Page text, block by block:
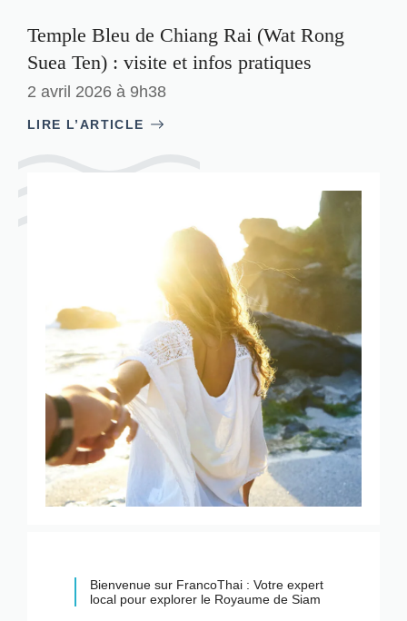
Temple Bleu de Chiang Rai (Wat Rong
Suea Ten) : visite et infos pratiques
2 avril 2026 à 9h38
LIRE L’ARTICLE
Bienvenue sur FrancoThai : Votre expert
local pour explorer le Royaume de Siam